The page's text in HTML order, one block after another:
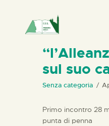
HOME
CHI SIAMO
PERCORSI
sul suo
Senza categoria
Primo incontro 28
punta di penna